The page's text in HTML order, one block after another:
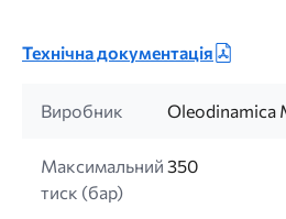
Технічна документація
Виробник Oleodinamica
Максимальний
тиск (бар)
350